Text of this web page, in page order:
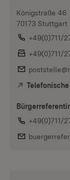
Königstraße 46
70173 Stuttgart
Telefon:
+49(0)711/
Fax:
+49(0)711/
E-Mail:
Extern:
(Öffnet in
Telefon:
+49(0)711/
E-Mail: